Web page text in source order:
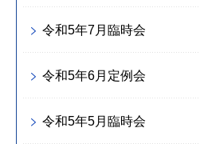
令和5年7月臨時会
令和5年6月定例会
令和5年5月臨時会